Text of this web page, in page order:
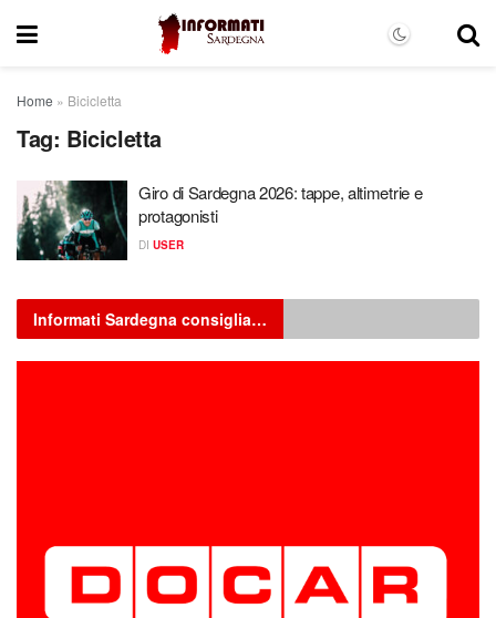
Home » Bicicletta
Tag: Bicicletta
Giro di Sardegna 2026: tappe, altimetrie e
protagonisti
DI USER
Informati Sardegna consiglia…